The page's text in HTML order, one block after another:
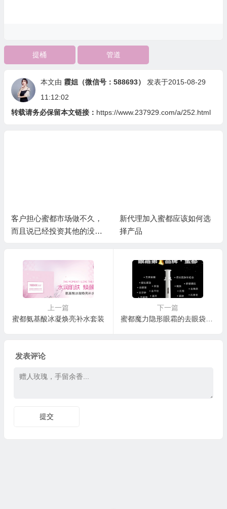
提桶 管道
本文由 霞姐（微信号：588693）
发表于2015-08-29
11:12:02
转载请务必保留本文链接： https://www.237929.com/a/252.html
客户担心蜜都市场做不久，
而且说已经投资其他的没有
新代理加入蜜都应该如何选
择产品
上一篇
蜜都氨基酸冰凝焕亮补水套装
下一篇
蜜都魔力隐形眼霜的去眼袋原理以及品质保证
发表评论